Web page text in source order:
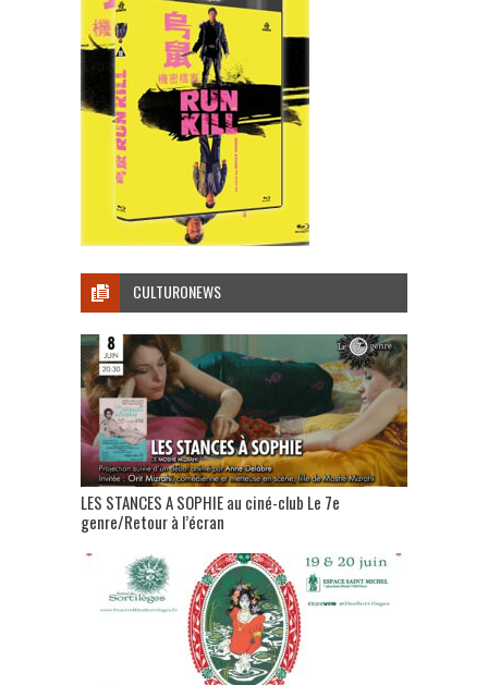
CULTURONEWS
LES STANCES A SOPHIE au ciné-club Le 7e
genre/Retour à l’écran